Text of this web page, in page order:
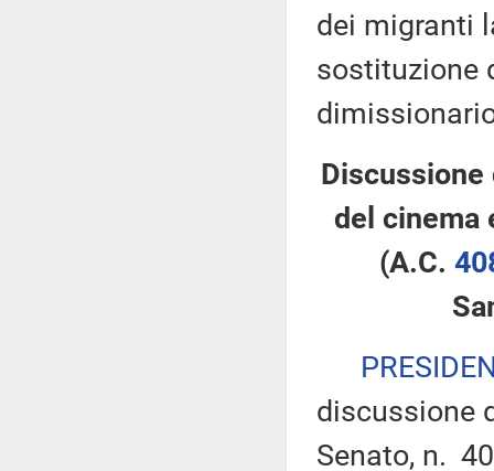
dei migranti
sostituzione
del cinema
(A.C.
discussione
Senato, n.